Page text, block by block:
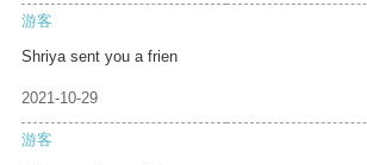
游客
Shriya sent you a frien
2021-10-29
游客